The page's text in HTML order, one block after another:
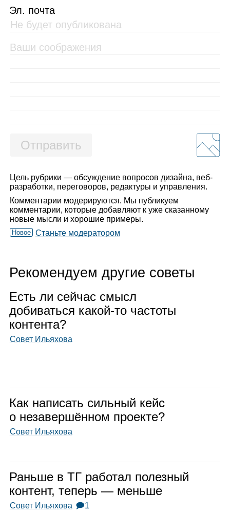
Эл. почта
Отправить
Цель рубрики — обсуждение вопросов дизайна, веб-
разработки, переговоров, редактуры и управления.
Комментарии модерируются. Мы публикуем
комментарии, которые добавляют к уже сказанному
новые мысли и хорошие примеры.
Новое Станьте модератором
Рекомендуем другие советы
Есть ли сей­час смысл
доби­ваться какой‑то частоты
кон­тента?
Совет Ильяхова
Как напи­сать силь­ный кейс
о неза­вер­шён­ном про­екте?
Совет Ильяхова
Раньше в ТГ рабо­тал полез­ный
кон­тент, теперь — меньше
Совет Ильяхова 🗩1